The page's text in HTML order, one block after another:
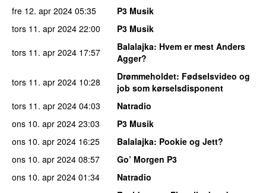
fre 12. apr 2024 05:35
P3 Musik
tors 11. apr 2024 22:00
P3 Musik
tors 11. apr 2024 17:57 Balalajka: Hvem er mest Anders
Agger?
tors 11. apr 2024 10:28 Drømmeholdet: Fødselsvideo og
job som kørselsdisponent
tors 11. apr 2024 04:03
Natradio
ons 10. apr 2024 23:03
P3 Musik
ons 10. apr 2024 16:25 Balalajka: Pookie og Jett?
ons 10. apr 2024 08:57
Go’ Morgen P3
ons 10. apr 2024 01:34 Natradio